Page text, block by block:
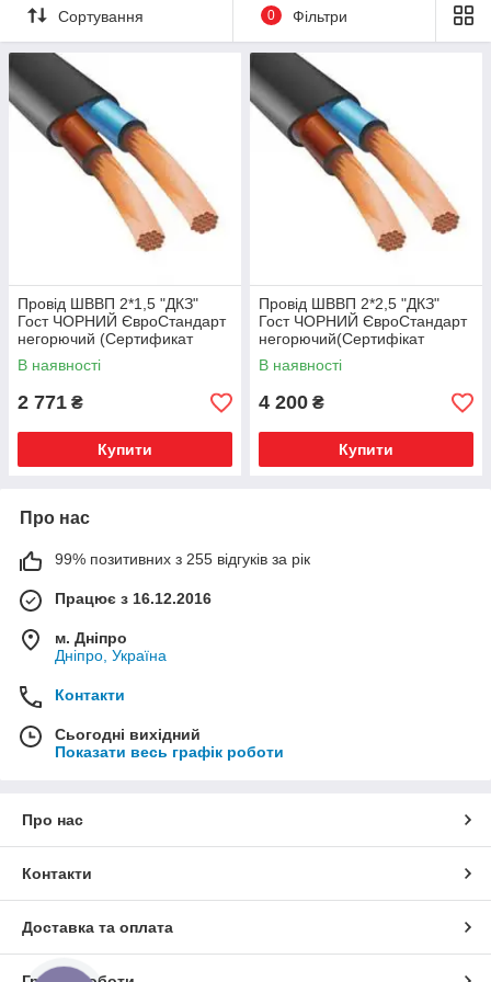
Сортування 0 Фільтри
Провід ШВВП 2*1,5 "ДКЗ"
Гост ЧОРНИЙ ЄвроСтандарт
негорючий (Сертификат
соответствия ГОСТУ)
В наявності
2 771 ₴
Купити
Провід ШВВП 2*2,5 "ДКЗ"
Гост ЧОРНИЙ ЄвроСтандарт
негорючий(Сертифікат
відповідності ГОСТУ)
В наявності
4 200 ₴
Купити
Про нас
99% позитивних з 255 відгуків за рік
Працює з 16.12.2016
м. Дніпро
Дніпро, Україна
Контакти
Сьогодні вихідний
Показати весь графік роботи
Про нас
Контакти
Доставка та оплата